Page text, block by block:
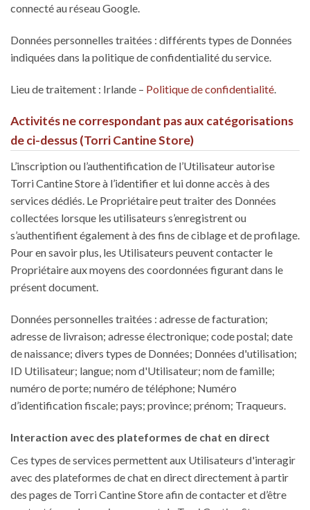
connecté au réseau Google.
Données personnelles traitées : différents types de Données
indiquées dans la politique de confidentialité du service.
Lieu de traitement : Irlande – Politique de confidentialité
Activités ne correspondant pas aux catégorisations
de ci-dessus (Torri Cantine Store)
L’inscription ou l’authentification de l’Utilisateur autorise
Torri Cantine Store à l’identifier et lui donne accès à des
services dédiés. Le Propriétaire peut traiter des Données
collectées lorsque les utilisateurs s’enregistrent ou
s’authentifient également à des fins de ciblage et de profilage.
Pour en savoir plus, les Utilisateurs peuvent contacter le
Propriétaire aux moyens des coordonnées figurant dans le
présent document.
Données personnelles traitées : adresse de facturation;
adresse de livraison; adresse électronique; code postal; date
de naissance; divers types de Données; Données d'utilisation;
ID Utilisateur; langue; nom d'Utilisateur; nom de famille;
numéro de porte; numéro de téléphone; Numéro
d’identification fiscale; pays; province; prénom; Traqueurs.
Interaction avec des plateformes de chat en direct
Ces types de services permettent aux Utilisateurs d'interagir
avec des plateformes de chat en direct directement à partir
des pages de Torri Cantine Store afin de contacter et d’être